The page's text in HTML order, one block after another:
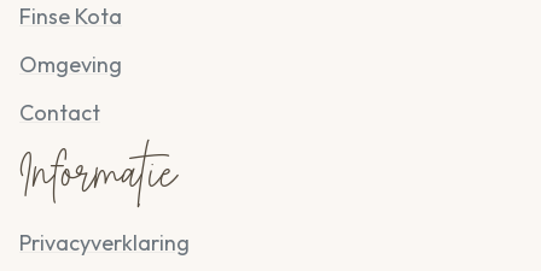
Finse Kota
Omgeving
Contact
Informatie
Privacyverklaring